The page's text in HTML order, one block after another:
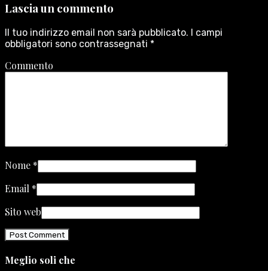
Lascia un commento
Il tuo indirizzo email non sarà pubblicato. I campi
obbligatori sono contrassegnati *
Commento
Nome *
Email *
Sito web
Meglio soli che